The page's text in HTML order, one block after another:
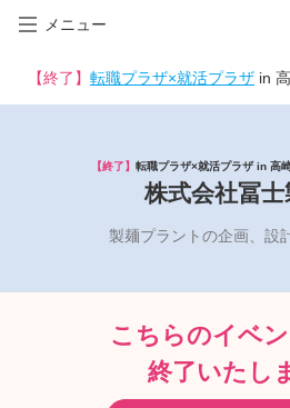
メニュー
【終了】 転職プラザ×就活プラザ in
【終了】 転職プラザ×就活プラザ in 高
株式会社冨士
製麺プラントの企画、設
こちらのイベ
終了いたし